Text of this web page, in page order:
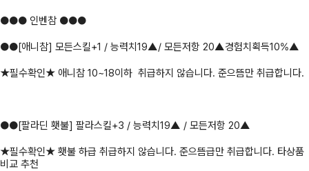
●●● 인벤참 ●●●
●●[애니참] 모든스킬+1 / 능력치19▲/ 모든저항 20▲경험치획득10%▲
★필수확인★ 애니참 10~18이하 취급하지 않습니다. 준으뜸만 취급합니다.
●●[팔라딘 횃불] 팔라스킬+3 / 능력치19▲ / 모든저항 20▲
★필수확인★ 횃불 하급 취급하지 않습니다. 준으뜸급만 취급합니다. 타상품
비교 추천